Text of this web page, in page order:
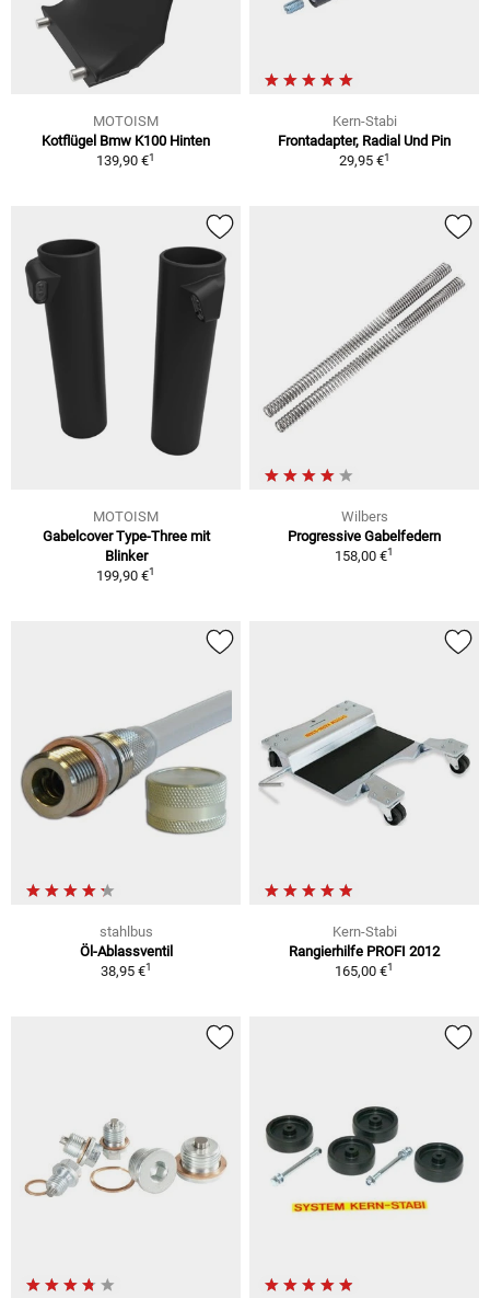
MOTOISM
Kotflügel Bmw K100 Hinten
139,90 €1
Kern-Stabi
Frontadapter, Radial Und Pin
29,95 €1
MOTOISM
Gabelcover Type-Three mit
Blinker
199,90 €1
Wilbers
Progressive Gabelfedern
158,00 €1
stahlbus
Öl-Ablassventil
38,95 €1
Kern-Stabi
Rangierhilfe PROFI 2012
165,00 €1